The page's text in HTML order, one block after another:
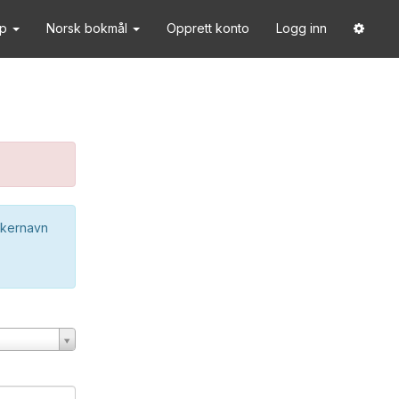
Norsk bokmål Opprett konto Logg inn